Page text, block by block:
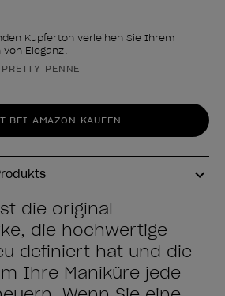
Kupferton verleihen Sie Ihrem
von Eleganz.
PENNE
BEI AMAZON KAUFEN
die original
die hochwertige
definiert hat und die
Ihre Maniküre jede